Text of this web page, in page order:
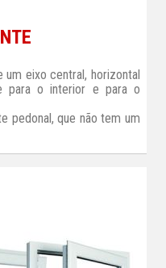
um eixo central, horizontal
para o interior e para o
pedonal, que não tem um